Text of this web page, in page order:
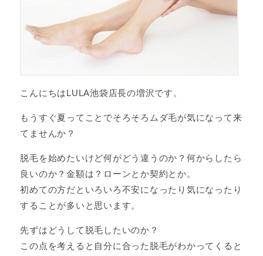
こんにちはLULA池袋店長の増沢です。
もうすぐ夏ってことでそろそろムダ毛が気になって来
てませんか？
脱毛を始めたいけど何がどう違うのか？何からしたら
良いのか？金額は？ローンとか契約とか。
初めての方だといろいろ不安になったり気になったり
することが多いと思います。
先ずはどうして脱毛したいのか？
この点を考えると自分に合った脱毛がわかってくると